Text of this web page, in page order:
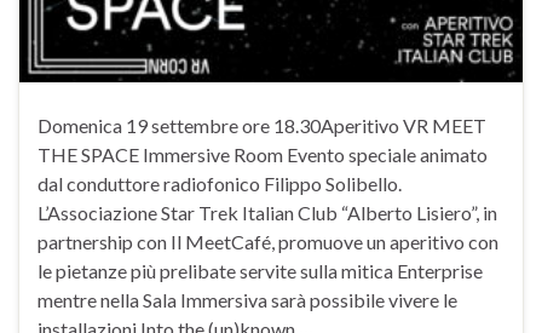
Domenica 19 settembre ore 18.30Aperitivo VR MEET
THE SPACE Immersive Room Evento speciale animato
dal conduttore radiofonico Filippo Solibello.
L’Associazione Star Trek Italian Club “Alberto Lisiero”, in
partnership con Il MeetCafé, promuove un aperitivo con
le pietanze più prelibate servite sulla mitica Enterprise
mentre nella Sala Immersiva sarà possibile vivere le